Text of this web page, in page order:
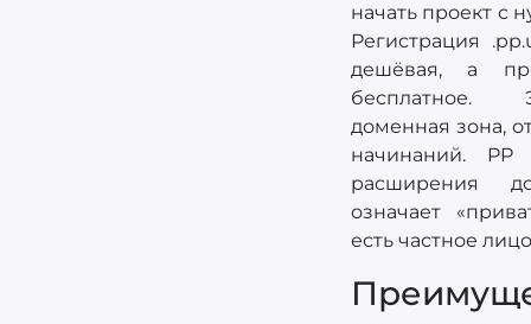
начать проект с
Регистрация
дешёвая, а
бесплатное.
доменная зона,
начинаний.
расширения
означает
есть частное